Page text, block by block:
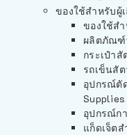
ของใช้สำหรับผู้
ของใช้สำ
ผลิตภัณฑ์
กระเป๋า
รถเข็นสั
อุปกรณ์ตั
Supplies
อุปกรณ์ก
แก็ดเจ็ต